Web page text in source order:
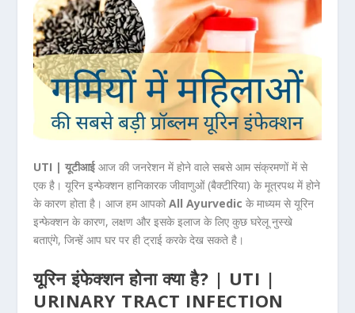
UTI | यूटीआईआज की जनरेशन में होने वाले सबसे आम संक्रमणों में से
एक है। यूरिन इन्फेक्शन हानिकारक जीवाणुओं (बैक्टीरिया) के मूत्रपथ में होने
के कारण होता है। आज हम आपकोAll Ayurvedic के माध्यम से यूरिन
इन्फेक्शन के कारण, लक्षण और इसके इलाज के लिए कुछ घरेलू नुस्खे
बताएंगे, जिन्हें आप घर पर ही ट्राई करके देख सकते है।
यूरिन इंफेक्शन होना क्या है? | UTI |
URINARY TRACT INFECTION